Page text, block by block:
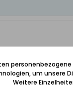
um unsere
Weitere